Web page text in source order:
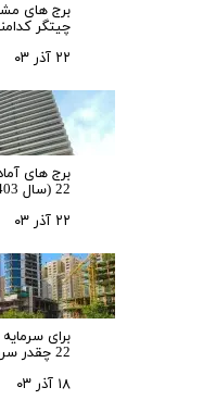
برج های
چیتگر
۲۲ آذر ۰۳
برج های
22 (سال 1403)
۲۲ آذر ۰۳
برای
22 چقدر سرمایه لازم است؟
۱۸ آذر ۰۳